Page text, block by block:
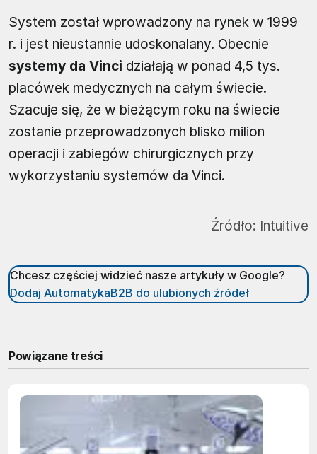
System został wprowadzony na rynek w 1999
r. i jest nieustannie udoskonalany. Obecnie
systemy da Vinci działają w ponad 4,5 tys.
placówek medycznych na całym świecie.
Szacuje się, że w bieżącym roku na świecie
zostanie przeprowadzonych blisko milion
operacji i zabiegów chirurgicznych przy
wykorzystaniu systemów da Vinci.
Źródło: Intuitive
Chcesz częściej widzieć nasze artykuły w Google?
Dodaj AutomatykaB2B do ulubionych źródeł
Powiązane treści